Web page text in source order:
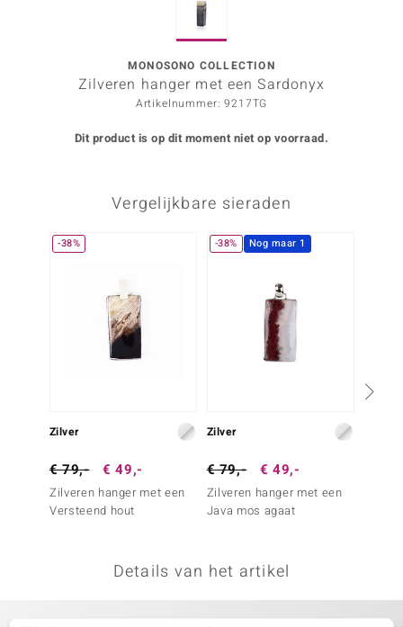
Designs
MONOSONO COLLECTION
Zilveren hanger met een Sardonyx
Artikelnummer: 9217TG
Dit product is op dit moment niet op voorraad.
Vergelijkbare sieraden
-38%
Zilver
€ 79,- € 49,-
Zilveren hanger met een
Versteend hout
-38% Nog maar 1
Zilver
€ 79,- € 49,-
Zilveren hanger met een
Java mos agaat
Details van het artikel